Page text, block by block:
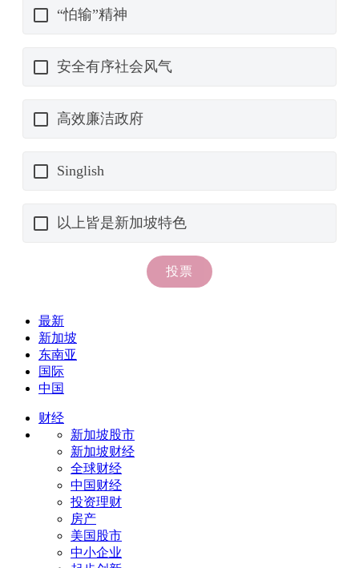
最新
新加坡
东南亚
国际
中国
财经
新加坡股市
新加坡财经
全球财经
中国财经
投资理财
房产
美国股市
中小企业